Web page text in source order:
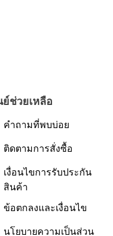
ย์ช่วยเหลือ
คำถามที่พบบ่อย
ติดตามการสั่งซื้อ
เงื่อนไขการรับประกัน
สินค้า
ข้อตกลงและเงื่อนไข
นโยบายความเป็นส่วน